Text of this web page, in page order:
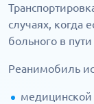
случаях, когда
больного в
Реанимобиль
медицинской